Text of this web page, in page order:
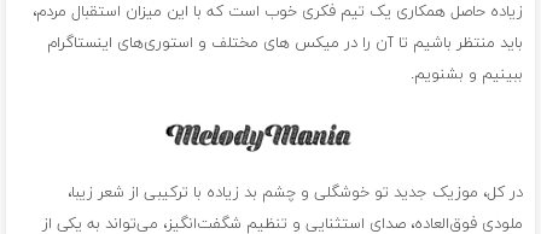
زیاده حاصل همکاری یک تیم فکری خوب است که با این میزان استقبال مردم،
باید منتظر باشیم تا آن را در میکس های مختلف و استوری‌های اینستاگرام
ببینیم و بشنویم.
در کل، موزیک جدید تو خوشگلی و چشم بد زیاده با ترکیبی از شعر زیبا،
ملودی فوق‌العاده، صدای استثنایی و تنظیم شگفت‌انگیز، می‌تواند به یکی از